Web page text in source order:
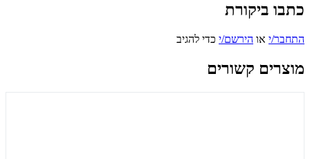
כתבו ביקורת
התחבר/י או הירשם/י כדי להגיב
מוצרים קשורים